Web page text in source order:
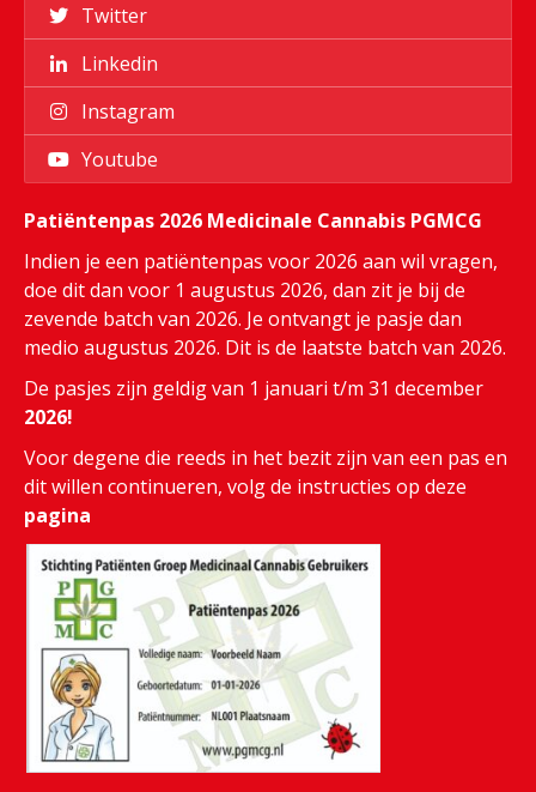
Twitter
Linkedin
Instagram
Youtube
Patiëntenpas 2026 Medicinale Cannabis PGMCG
Indien je een patiëntenpas voor 2026 aan wil vragen,
doe dit dan voor 1 augustus 2026, dan zit je bij de
zevende batch van 2026. Je ontvangt je pasje dan
medio augustus 2026. Dit is de laatste batch van 2026.
De pasjes zijn geldig van 1 januari t/m 31 december
2026!
Voor degene die reeds in het bezit zijn van een pas en
dit willen continueren, volg de instructies op deze
pagina